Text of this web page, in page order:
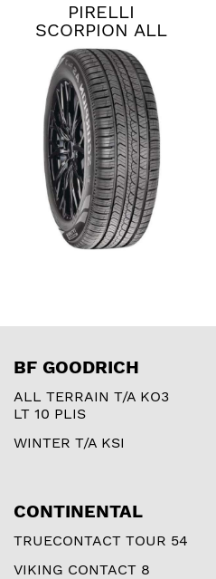
PIRELLI
SCORPION ALL
SEASON PLUS 3
BF GOODRICH
ALL TERRAIN T/A KO3
LT 10 PLIS
WINTER T/A KSI
CONTINENTAL
TRUECONTACT TOUR 54
VIKING CONTACT 8